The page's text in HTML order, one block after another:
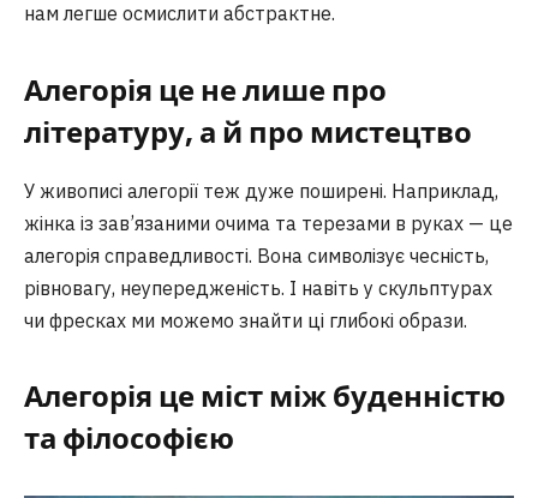
нам легше осмислити абстрактне.
Алегорія це не лише про
літературу, а й про мистецтво
У живописі алегорії теж дуже поширені. Наприклад,
жінка із зав’язаними очима та терезами в руках — це
алегорія справедливості. Вона символізує чесність,
рівновагу, неупередженість. І навіть у скульптурах
чи фресках ми можемо знайти ці глибокі образи.
Алегорія це міст між буденністю
та філософією